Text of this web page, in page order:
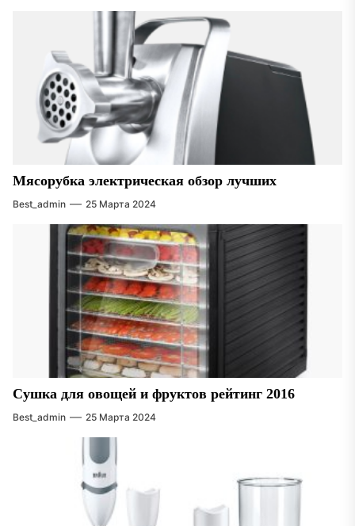
Мясорубка электрическая обзор лучших
Best_admin 25 Марта 2024
Сушка для овощей и фруктов рейтинг 2016
Best_admin 25 Марта 2024